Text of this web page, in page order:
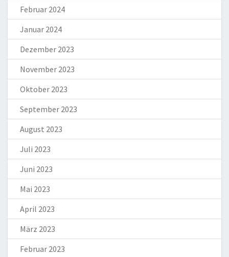
Februar 2024
Januar 2024
Dezember 2023
November 2023
Oktober 2023
September 2023
August 2023
Juli 2023
Juni 2023
Mai 2023
April 2023
März 2023
Februar 2023